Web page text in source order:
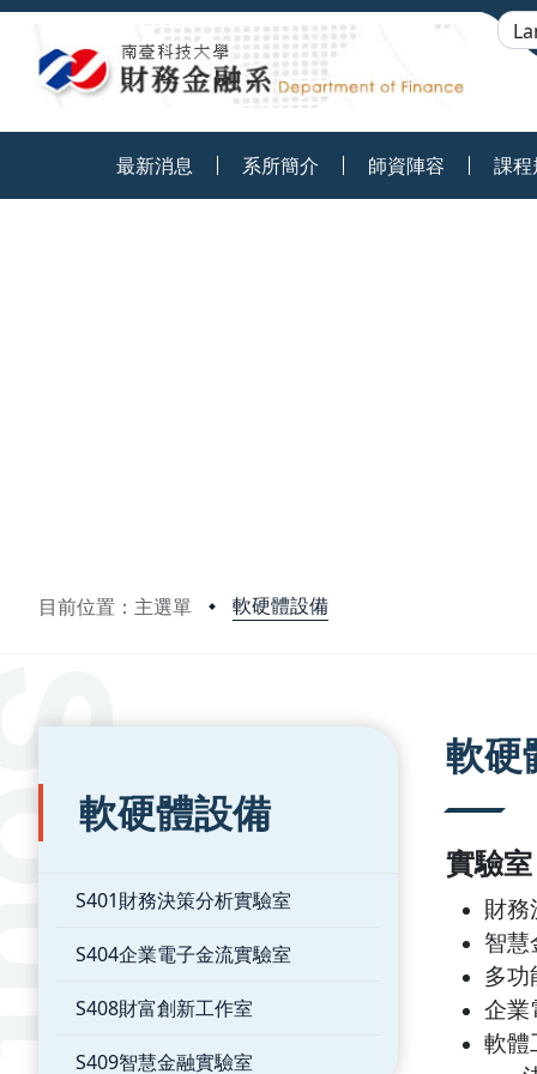
最新消息 系所簡介 師資陣容 課程
目前位置：主選單 軟硬體設備
:::
軟硬體設備
S401財務決策分析實驗室
S404企業電子金流實驗室
S408財富創新工作室
S409智慧金融實驗室
軟硬
實驗室
財務
智慧
多功
企業
軟體